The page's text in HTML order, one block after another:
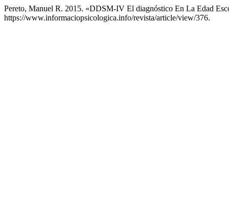
Pereto, Manuel R. 2015. «DDSM-IV El diagnóstico En La Edad
https://www.informaciopsicologica.info/revista/article/view/376.